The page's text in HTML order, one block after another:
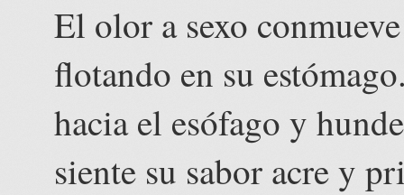
El olor a sexo
flotando en su
hacia el esófago y
siente su sabor acre y